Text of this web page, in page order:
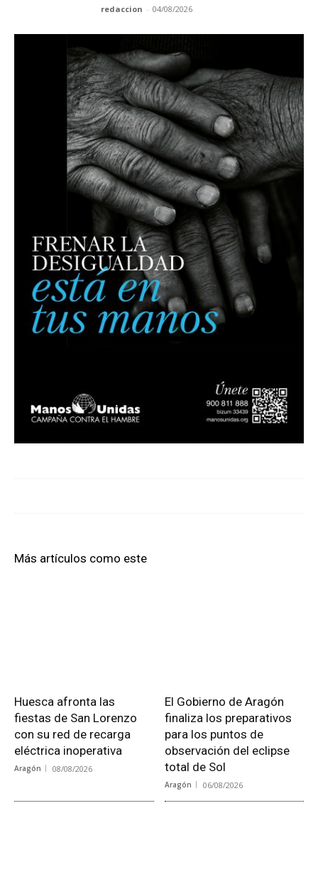
redaccion - 04/08/2026
Más artículos como este
Huesca afronta las
fiestas de San Lorenzo
con su red de recarga
eléctrica inoperativa
Aragón 08/08/2026
El Gobierno de Aragón
finaliza los preparativos
para los puntos de
observación del eclipse
total de Sol
Aragón 06/08/2026